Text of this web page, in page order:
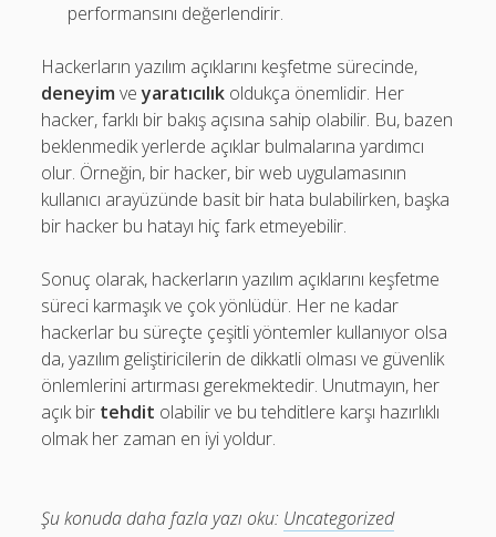
performansını değerlendirir.
Hackerların yazılım açıklarını keşfetme sürecinde,
deneyim veyaratıcılık oldukça önemlidir. Her
hacker, farklı bir bakış açısına sahip olabilir. Bu, bazen
beklenmedik yerlerde açıklar bulmalarına yardımcı
olur. Örneğin, bir hacker, bir web uygulamasının
kullanıcı arayüzünde basit bir hata bulabilirken, başka
bir hacker bu hatayı hiç fark etmeyebilir.
Sonuç olarak, hackerların yazılım açıklarını keşfetme
süreci karmaşık ve çok yönlüdür. Her ne kadar
hackerlar bu süreçte çeşitli yöntemler kullanıyor olsa
da, yazılım geliştiricilerin de dikkatli olması ve güvenlik
önlemlerini artırması gerekmektedir. Unutmayın, her
açık bir tehdit olabilir ve bu tehditlere karşı hazırlıklı
olmak her zaman en iyi yoldur.
Şu konuda daha fazla yazı oku: Uncategorized